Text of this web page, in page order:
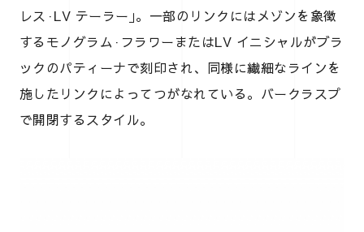
レス·LV テーラー｣。一部のリンクにはメゾンを象徴
するモノグラム·フラワーまたはLV イニシャルがブラ
ックのパティーナで刻印され、同様に繊細なラインを
施したリンクによってつがなれている。バークラスプ
で開閉するスタイル。